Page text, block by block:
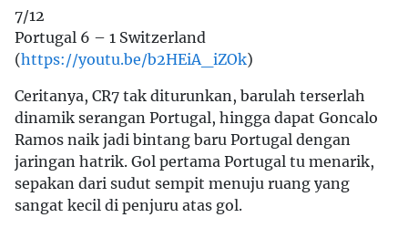
7/12
Portugal 6 – 1 Switzerland
(https://youtu.be/b2HEiA_iZOk)
Ceritanya, CR7 tak diturunkan, barulah terserlah
dinamik serangan Portugal, hingga dapat Goncalo
Ramos naik jadi bintang baru Portugal dengan
jaringan hatrik. Gol pertama Portugal tu menarik,
sepakan dari sudut sempit menuju ruang yang
sangat kecil di penjuru atas gol.